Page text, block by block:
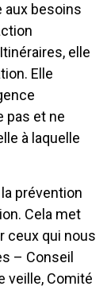
aux besoins
elle
Elle
pas et ne
à laquelle
prévention
Cela met
ceux qui nous
– Conseil
veille, Comité